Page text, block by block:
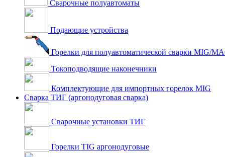
Сварочные полуавтоматы
Подающие устройства
Горелки для полуавтоматической сварки MIG/
Токоподводящие наконечники
Комплектующие для импортных горелок MIG
Сварка ТИГ (аргонодуговая сварка)
Сварочные установки ТИГ
Горелки TIG аргонодуговые